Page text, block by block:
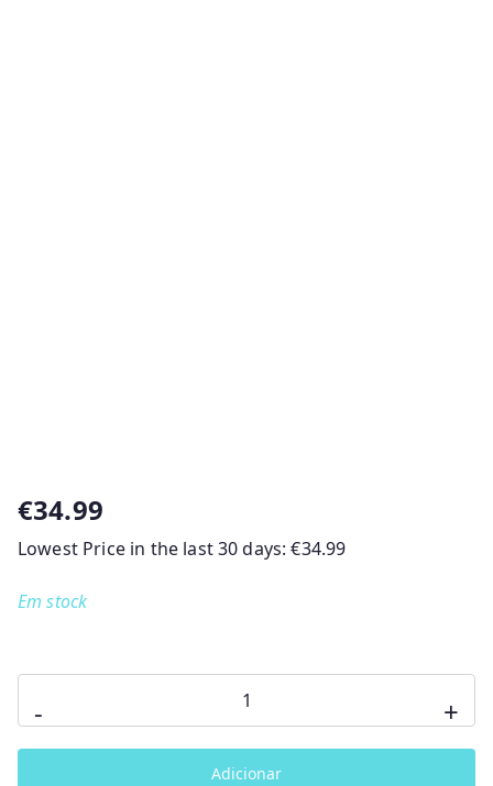
€34.99
Lowest Price in the last 30 days:€34.99
Em stock
-
de
Espelho
+
Adicionar